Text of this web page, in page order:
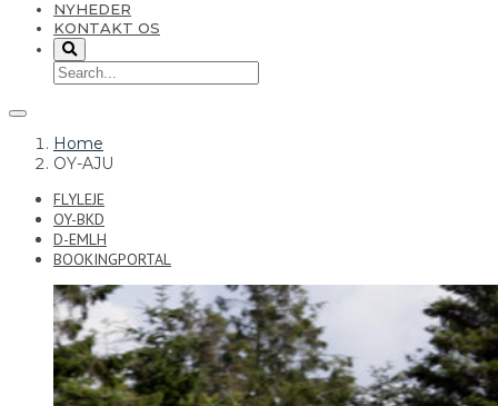
NYHEDER
KONTAKT OS
Home
OY-AJU
FLYLEJE
OY-BKD
D-EMLH
BOOKINGPORTAL